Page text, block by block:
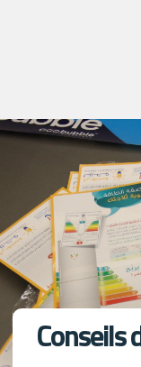
Conseils